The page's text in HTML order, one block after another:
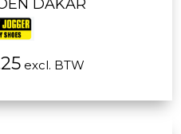
DAKAR
excl. BTW